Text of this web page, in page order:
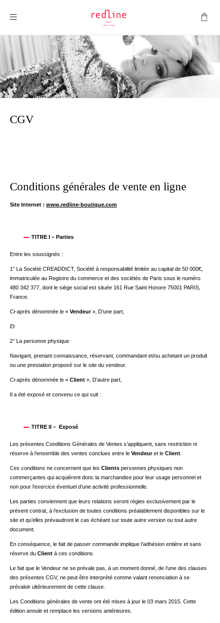
CGV
Conditions générales de vente en ligne
Site Internet : www.redline-boutique.com
TITRE I – Parties
Entre les soussignés :
1° La Société CREADDICT, Société à responsabilité limitée au capital de 50 000€,
immatriculée au Registre du commerce et des sociétés de Paris sous le numéro
480 342 377, dont le siège social est située 161 Rue Saint Honore 75001 PARIS,
France.
Ci-après dénommée le « Vendeur», D’une part,
Et
2° La personne physique
Navigant, prenant connaissance, réservant, commandant et/ou achetant un produit
ou une prestation proposé sur le site du vendeur.
Ci-après dénommée le « Client », D’autre part,
Il a été exposé et convenu ce qui suit :
TITRE II – Exposé
Les présentes Conditions Générales de Ventes s’appliquent, sans restriction ni
réserve à l’ensemble des ventes conclues entre le Vendeuret le Client
Ces conditions ne concernent que les Clients personnes physiques non
commerçantes qui acquièrent donc la marchandise pour leur usage personnel et
non pour l’exercice éventuel d’une activité professionnelle.
Les parties conviennent que leurs relations seront régies exclusivement par le
présent contrat, à l’exclusion de toutes conditions préalablement disponibles sur le
site et qu’elles prévaudront le cas échéant sur toute autre version ou tout autre
document.
En conséquence, le fait de passer commande implique l’adhésion entière et sans
réserve du Client à ces conditions.
Le fait que le Vendeur ne se prévale pas, à un moment donné, de l’une des clauses
des présentes CGV, ne peut être interprété comme valant renonciation à se
prévaloir ultérieurement de cette clause.
Les Conditions générales de vente ont été mises à jour le 03 mars 2015. Cette
édition annule et remplace les versions antérieures.